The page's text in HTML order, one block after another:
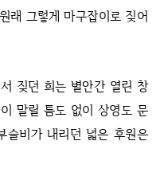
래 그렇게 마구잡이로 짖어
짖던 희는 별안간 열린 창
말릴 틈도 없이 상영도 문
슬비가 내리던 넓은 후원은